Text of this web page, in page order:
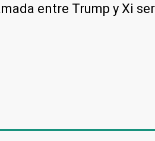
entre Trump y Xi